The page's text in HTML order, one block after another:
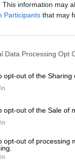
This information may
Participants that may
Data Processing Opt
opt-out of the Sharing
opt-out of the Sale of
opt-out of processing
l’avete
nella bocca e
che avremo
nostra